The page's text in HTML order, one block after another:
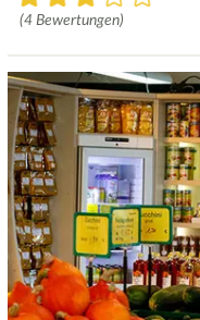
(4 Bewertungen)